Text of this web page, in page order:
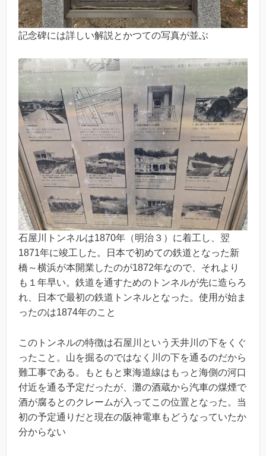
記念碑には詳しい解説とかつての写真が並ぶ
石屋川トンネルは1870年（明治３）に着工し、翌
1871年に竣工した。日本で初めての鉄道となった新
橋～横浜が本開業したのが1872年なので、それより
も１年早い。鉄道を通すためのトンネルが先に造らろ
れ、日本で最初の鉄道トンネルとなった。使用が始ま
ったのは1874年のこと
このトンネルの特徴は石屋川という天井川の下をくぐ
ったこと。山を掘るのではなく川の下を通るのだから
難工事である。もともと東海道線はもっと海側の河口
付近を通る予定だったが、灘の酒蔵から汽車の煤煙で
酒が腐るとのクレームが入ってこの位置となった。当
初の予定通りだと現在の阪神電車もどうなっていたか
分からない